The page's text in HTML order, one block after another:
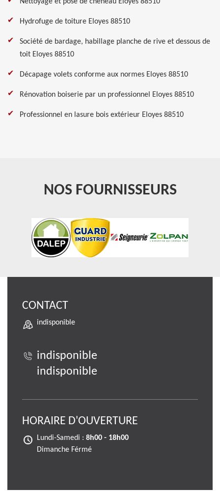
Hydrofuge de toiture Eloyes 88510
Société de bardage, habillage planche de rive et dessous de
toit Eloyes 88510
Décapage volets conforme aux normes Eloyes 88510
Rénovation boiserie par un professionnel Eloyes 88510
Professionnel en lasure bois extérieur Eloyes 88510
NOS FOURNISSEURS
CONTACT
indisponible
indisponible
indisponible
HORAIRE D'OUVERTURE
Lundi-Samedi : 8h00 - 18h00
Dimanche Férmé